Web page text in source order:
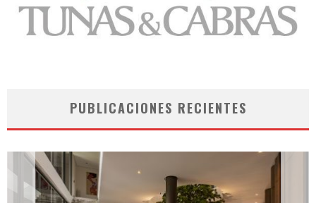
PUBLICACIONES RECIENTES